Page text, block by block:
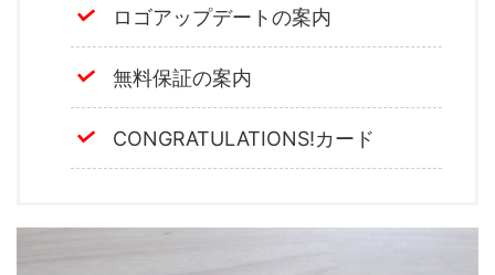
ロゴアップデートの案内
無料保証の案内
CONGRATULATIONS!カード